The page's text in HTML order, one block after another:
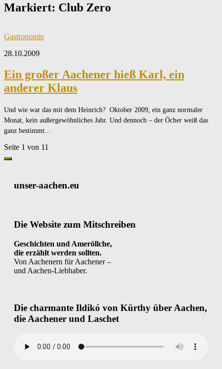
Markiert: Club Zero
Gastronomie
28.10.2009
Ein großer Aachener hieß Karl, ein
anderer Klaus
Und wie war das mit dem Heinrich? Oktober 2009, ein ganz normaler
Monat, kein außergewöhnliches Jahr. Und dennoch – der Öcher weiß das
ganz bestimmt...
Seite 1 von 11
unser-aachen.eu
Die Website zum Mitschreiben
Geschichten und Ameröllche,
die erzählt werden sollten.
Von Aachenern für Aachener –
und Aachen-Liebhaber.
Die charmante Ildikó von Kürthy über Aachen,
die Aachener und Laschet